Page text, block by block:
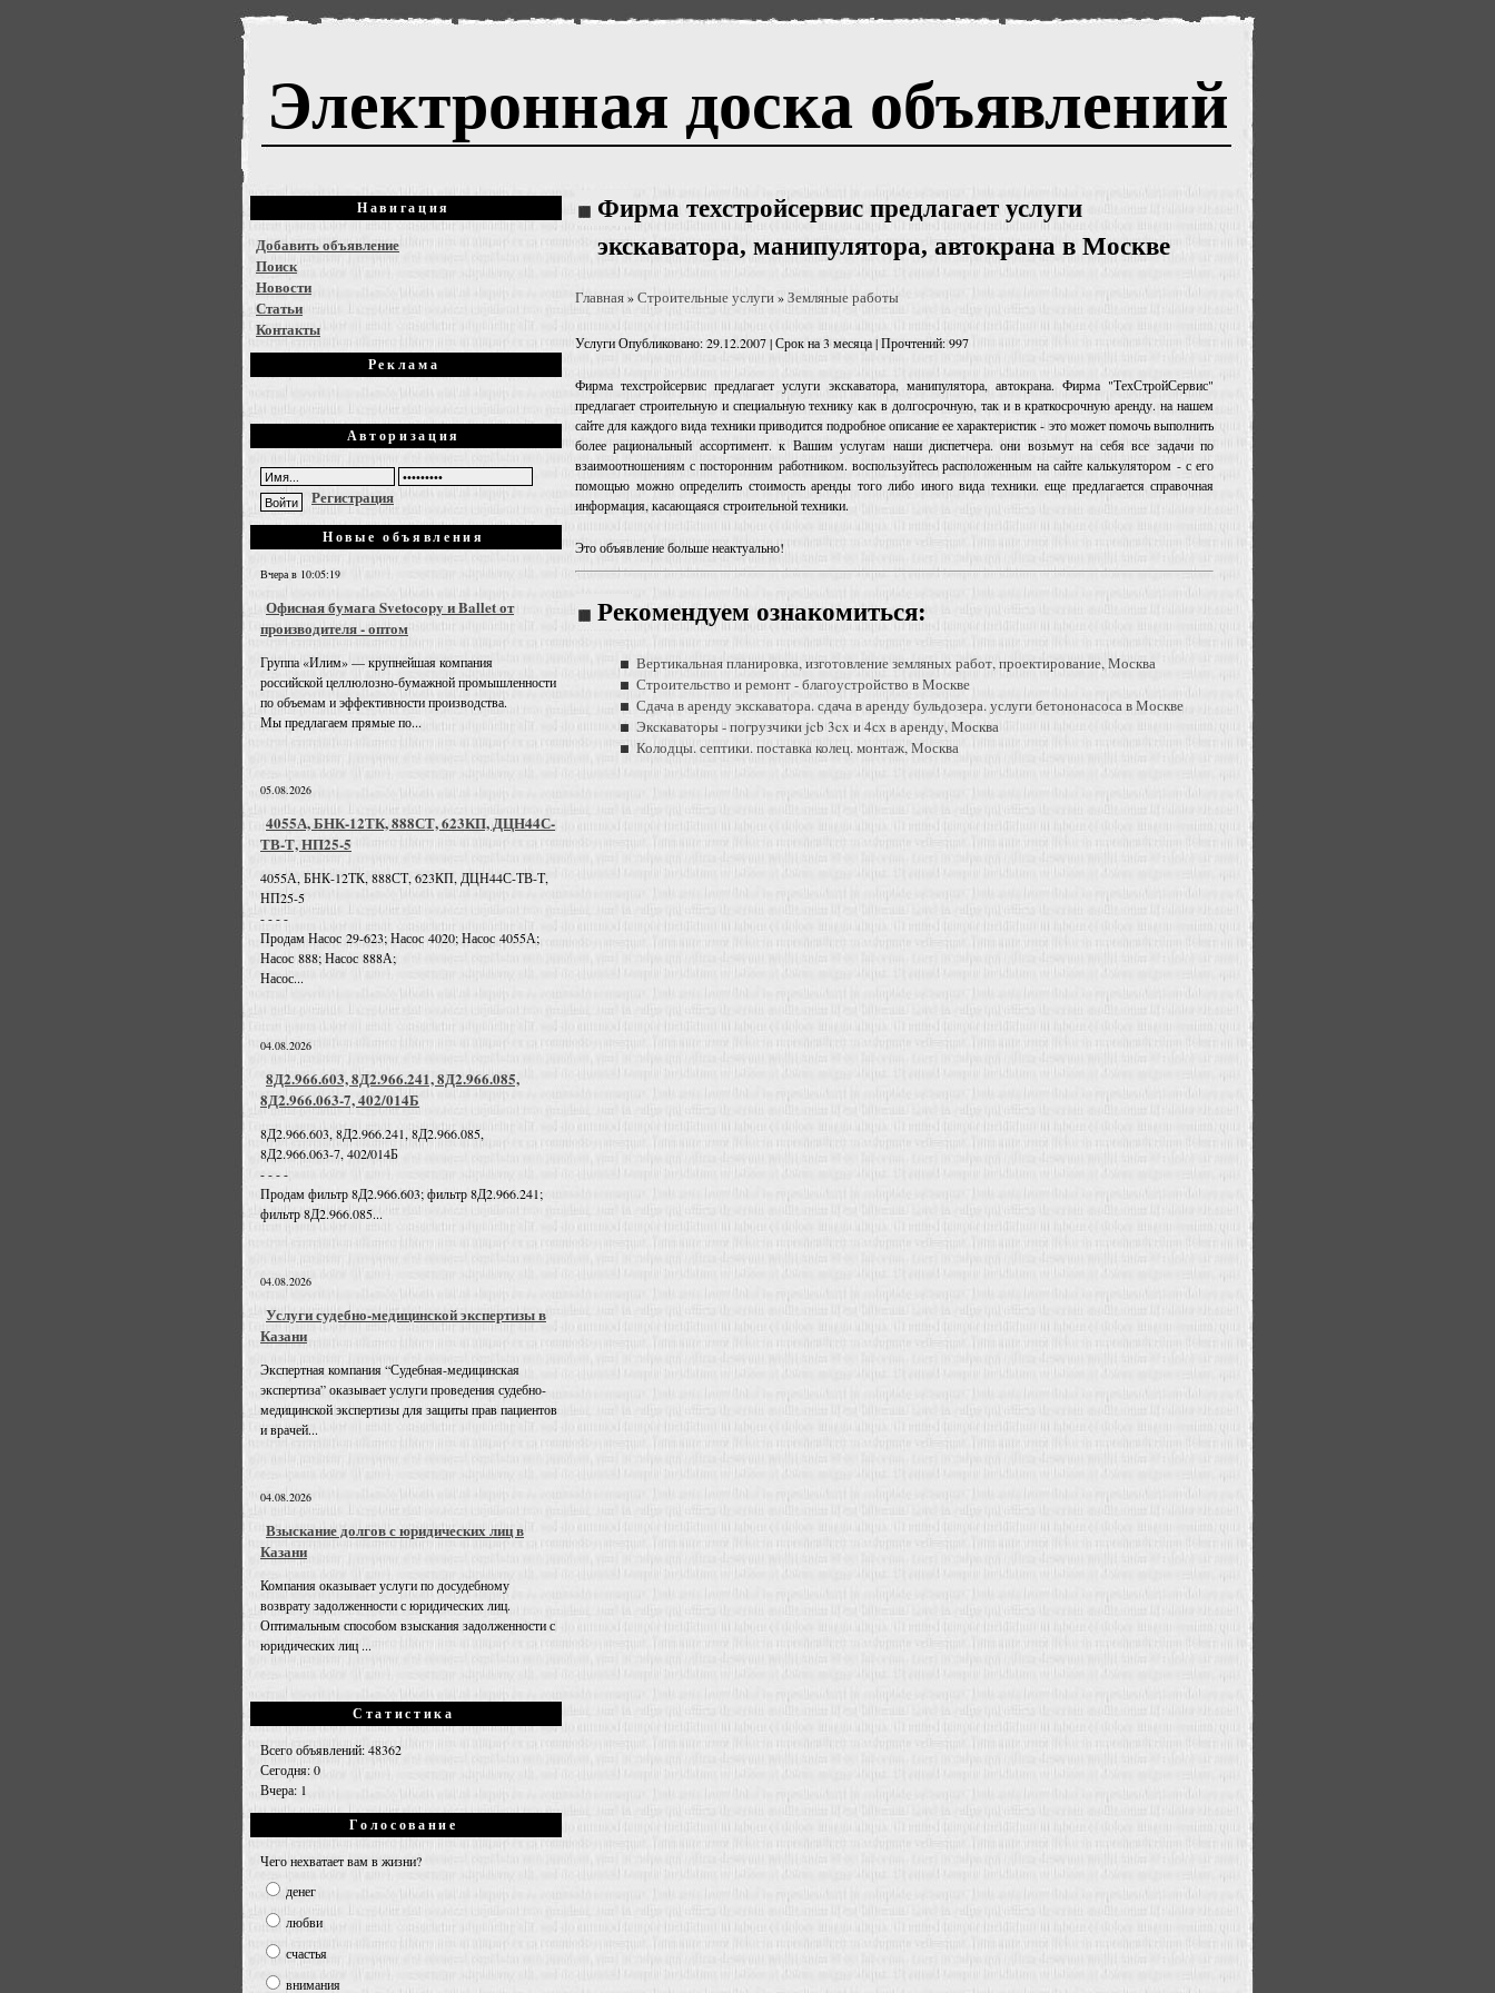
Электронная доска объявлений
Навигация
Добавить объявление
Поиск
Новости
Статьи
Контакты
Реклама
Авторизация
Регистрация
Новые объявления
Вчера в 10:05:19
Офисная бумага Svetocopy и Ballet от
производителя - оптом
Группа «Илим» — крупнейшая компания
российской целлюлозно-бумажной промышленности
по объемам и эффективности производства.
Мы предлагаем прямые по...
05.08.2026
4055А, БНК-12ТК, 888СТ, 623КП, ДЦН44С-
ТВ-Т, НП25-5
4055А, БНК-12ТК, 888СТ, 623КП, ДЦН44С-ТВ-Т,
НП25-5
- - - -
Продам Насос 29-623; Насос 4020; Насос 4055А;
Насос 888; Насос 888А;
Насос...
04.08.2026
8Д2.966.603, 8Д2.966.241, 8Д2.966.085,
8Д2.966.063-7, 402/014Б
8Д2.966.603, 8Д2.966.241, 8Д2.966.085,
8Д2.966.063-7, 402/014Б
- - - -
Продам фильтр 8Д2.966.603; фильтр 8Д2.966.241;
фильтр 8Д2.966.085...
04.08.2026
Услуги судебно-медицинской экспертизы в
Казани
Экспертная компания “Судебная-медицинская
экспертиза” оказывает услуги проведения судебно-
медицинской экспертизы для защиты прав пациентов
и врачей...
04.08.2026
Взыскание долгов с юридических лиц в
Казани
Компания оказывает услуги по досудебному
возврату задолженности с юридических лиц.
Оптимальным способом взыскания задолженности с
юридических лиц ...
Статистика
Всего объявлений: 48362
Сегодня: 0
Вчера: 1
Голосование
Чего нехватает вам в жизни?
денег
любви
счастья
внимания
Фирма техстройсервис предлагает услуги
экскаватора, манипулятора, автокрана в Москве
Главная»Строительные услуги»Земляные работы
УслугиОпубликовано: 29.12.2007 | Срок на 3 месяца | Прочтений: 997
Фирма техстройсервис предлагает услуги экскаватора, манипулятора, автокрана. Фирма "ТехСтройСервис"
предлагает строительную и специальную технику как в долгосрочную, так и в краткосрочную аренду. на нашем
сайте для каждого вида техники приводится подробное описание ее характеристик - это может помочь выполнить
более рациональный ассортимент. к Вашим услугам наши диспетчера. они возьмут на себя все задачи по
взаимоотношениям с посторонним работником. воспользуйтесь расположенным на сайте калькулятором - с его
помощью можно определить стоимость аренды того либо иного вида техники. еще предлагается справочная
информация, касающаяся строительной техники.
Это объявление больше неактуально!
Рекомендуем ознакомиться:
Вертикальная планировка, изготовление земляных работ, проектирование, Москва
Строительство и ремонт - благоустройство в Москве
Сдача в аренду экскаватора. сдача в аренду бульдозера. услуги бетононасоса в Москве
Экскаваторы - погрузчики jcb 3cx и 4сх в аренду, Москва
Колодцы. септики. поставка колец. монтаж, Москва